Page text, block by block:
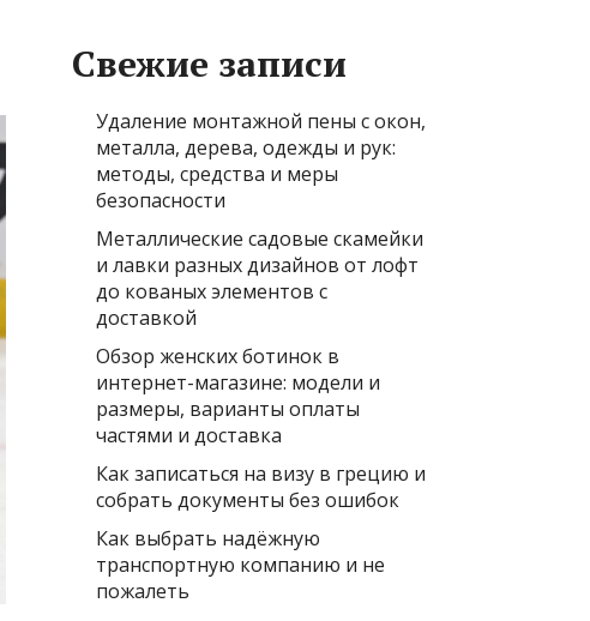
Свежие записи
Удаление монтажной пены с окон,
металла, дерева, одежды и рук:
методы, средства и меры
безопасности
Металлические садовые скамейки
и лавки разных дизайнов от лофт
до кованых элементов с
доставкой
Обзор женских ботинок в
интернет-магазине: модели и
размеры, варианты оплаты
частями и доставка
Как записаться на визу в грецию и
собрать документы без ошибок
Как выбрать надёжную
транспортную компанию и не
пожалеть